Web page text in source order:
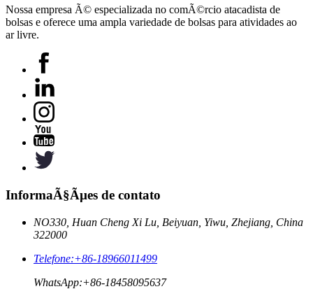
Nossa empresa Ã© especializada no comÃ©rcio atacadista de
bolsas e oferece uma ampla variedade de bolsas para atividades ao
ar livre.
InformaÃ§Ãµes de contato
NO330, Huan Cheng Xi Lu, Beiyuan, Yiwu, Zhejiang, China
322000
Telefone:+86-18966011499
WhatsApp:+86-18458095637